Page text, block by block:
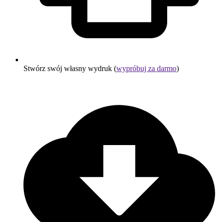
Stwórz swój własny wydruk (wypróbuj za darmo)